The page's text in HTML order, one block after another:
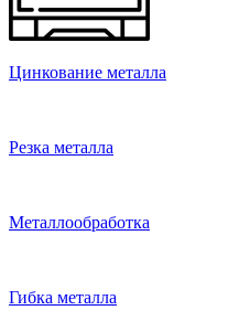
Цинкование металла
Резка металла
Металлообработка
Гибка металла